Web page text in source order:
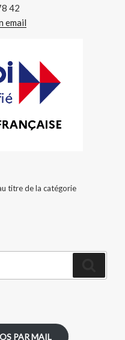
42
email
titre de la catégorie
PAR MAIL